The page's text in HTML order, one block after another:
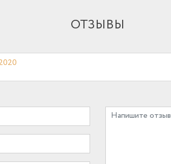
ОТЗЫВЫ